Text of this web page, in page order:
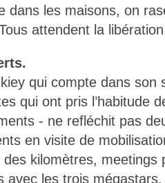
dans les maisons, on
attendent la
qui compte dans son
qui ont pris l’habitude
- ne refléchit pas
en visite de
kilomètres, meetings
avec les trois mégastars.